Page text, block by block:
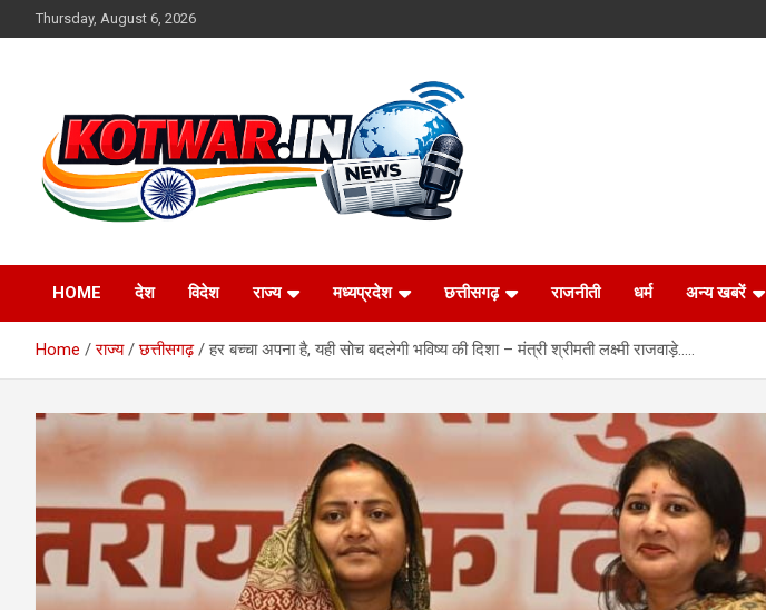
to
Thursday, August 6, 2026
kotwar.in
HOME देश विदेश राज्य मध्यप्रदेश छत्तीसगढ़ राजनीती धर्म अन्य खबरें
Home राज्य छत्तीसगढ़ हर बच्चा अपना है, यही सोच बदलेगी भविष्य की दिशा – मंत्री श्रीमती लक्ष्मी राजवाड़े…..